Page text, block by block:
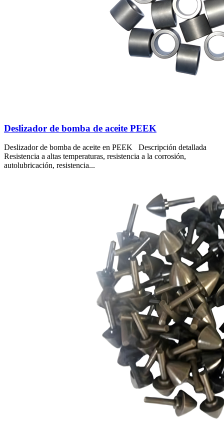
Deslizador de bomba de aceite PEEK
Deslizador de bomba de aceite en PEEK Descripción detallada
Resistencia a altas temperaturas, resistencia a la corrosión,
autolubricación, resistencia...